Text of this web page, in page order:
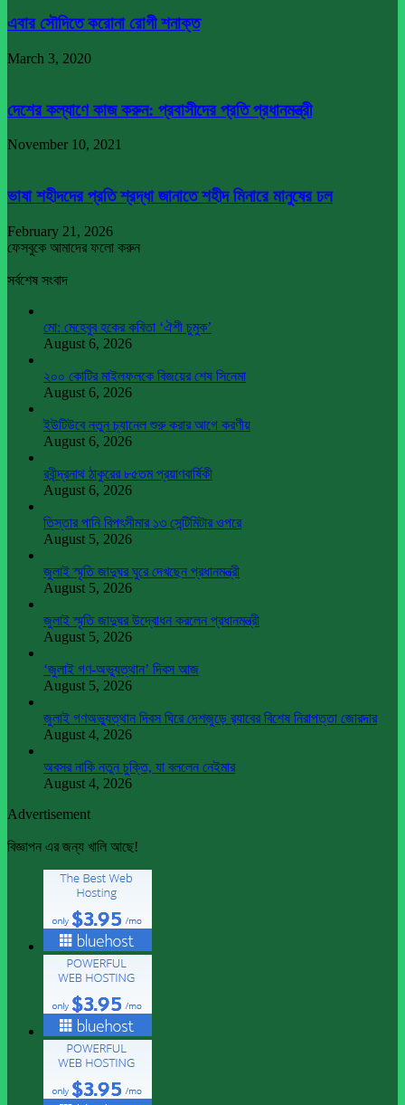
এবার সৌ‌দিতে করোনা রোগী শনাক্ত
March 3, 2020
দেশের কল্যাণে কাজ করুন: প্রবাসীদের প্রতি প্রধানমন্ত্রী
November 10, 2021
ভাষা শহীদদের প্রতি শ্রদ্ধা জানাতে শহীদ মিনারে মানুষের ঢল
February 21, 2026
ফেসবুকে আমাদের ফলো করুন
সর্বশেষ সংবাদ
মো: মেহেবুব হকের কবিতা ‘ঐশী চুমুক’
August 6, 2026
২০০ কোটির মাইলফলকে বিজয়ের শেষ সিনেমা
August 6, 2026
ইউটিউবে নতুন চ্যানেল শুরু করার আগে করণীয়
August 6, 2026
রবীন্দ্রনাথ ঠাকুরের ৮৫তম প্রয়াণবার্ষিকী
August 6, 2026
তিস্তার পানি বিপৎসীমার ১৩ সেন্টিমিটার ওপরে
August 5, 2026
জুলাই স্মৃতি জাদুঘর ঘুরে দেখছেন প্রধানমন্ত্রী
August 5, 2026
জুলাই স্মৃতি জাদুঘর উদ্বোধন করলেন প্রধানমন্ত্রী
August 5, 2026
‘জুলাই গণ-অভ্যুত্থান’ দিবস আজ
August 5, 2026
জুলাই গণঅভ্যুত্থান দিবস ঘিরে দেশজুড়ে র‌্যাবের বিশেষ নিরাপত্তা জোরদার
August 4, 2026
অবসর নাকি নতুন চুক্তি, যা বললেন নেইমার
August 4, 2026
Advertisement
বিজ্ঞাপন এর জন্য খালি আছে!